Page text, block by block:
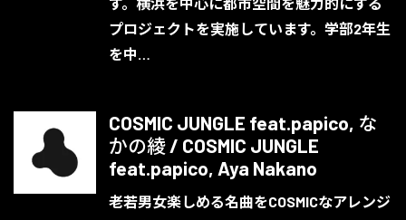
プロジェクトを実施しています。学部2年生
を中…
COSMIC JUNGLE feat.papico, な
かの綾 / COSMIC JUNGLE
feat.papico, Aya Nakano
老若男女楽しめる名曲をCOSMICなアレンジ